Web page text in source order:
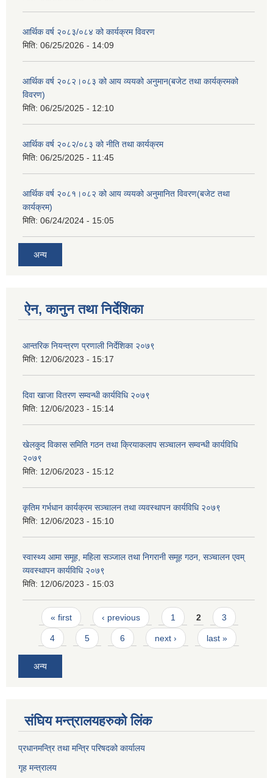
आर्थिक वर्ष २०८३/०८४ को कार्यक्रम विवरण
मिति: 06/25/2026 - 14:09
आर्थिक वर्ष २०८२।०८३ को आय व्ययको अनुमान(बजेट तथा कार्यक्रमको
विवरण)
मिति: 06/25/2025 - 12:10
आर्थिक वर्ष २०८२/०८३ को नीति तथा कार्यक्रम
मिति: 06/25/2025 - 11:45
आर्थिक वर्ष २०८१।०८२ को आय व्ययको अनुमानित विवरण(बजेट तथा
कार्यक्रम)
मिति: 06/24/2024 - 15:05
अन्य
ऐन, कानुन तथा निर्देशिका
आन्तरिक नियन्त्रण प्रणाली निर्देशिका २०७९
मिति: 12/06/2023 - 15:17
दिवा खाजा वितरण सम्वन्धी कार्यविधि २०७९
मिति: 12/06/2023 - 15:14
खेलकुद विकास समिति गठन तथा क्रियाकलाप सञ्चालन सम्वन्धी कार्यविधि
२०७९
मिति: 12/06/2023 - 15:12
कृतिम गर्भधान कार्यक्रम सञ्चालन तथा व्यवस्थापन कार्यविधि २०७९
मिति: 12/06/2023 - 15:10
स्वास्थ्य आमा समूह, महिला सञ्जाल तथा निगरानी समूह गठन, सञ्चालन एवम्
व्यवस्थापन कार्यविधि २०७९
मिति: 12/06/2023 - 15:03
Pages
« first ‹ previous 1 2 3
4 5 6 next › last »
अन्य
संघिय मन्त्र‍ालयहरुको लिंक
प्रधानमन्त्रि तथा मन्त्रि परिषदको कार्यालय
गृह मन्त्रालय